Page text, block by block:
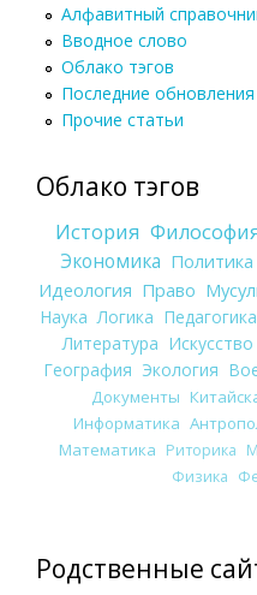
Алфавитный
Вводное слово
Облако тэгов
Последние обновления
Прочие статьи
Облако тэгов
История
Экономика Политика
Идеология Право
Наука Логика Педагогика
Литература Искусство
География Экология
Документы
Информатика
Математика Риторика
Физика
Родственные